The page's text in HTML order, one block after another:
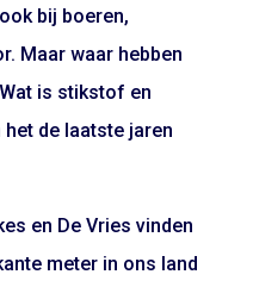
bij boeren,
Maar waar hebben
is stikstof en
de laatste jaren
en De Vries vinden
meter in ons land